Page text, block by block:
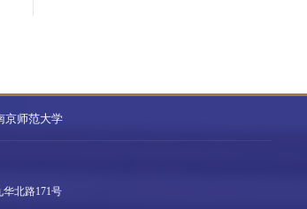
京师范大学
北路171号